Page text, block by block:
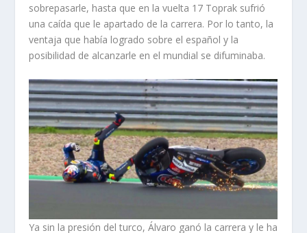
sobrepasarle, hasta que en la vuelta 17 Toprak sufrió
una caída que le apartado de la carrera. Por lo tanto, la
ventaja que había logrado sobre el español y la
posibilidad de alcanzarle en el mundial se difuminaba.
Ya sin la presión del turco, Álvaro ganó la carrera y le ha